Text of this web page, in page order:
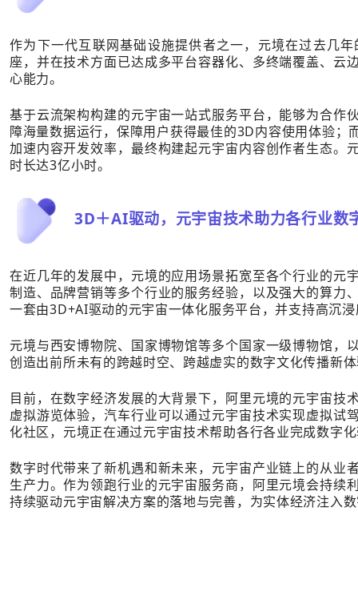
作为下一代互联网基础设施提供者之一，元境在过去几
座，并在技术方面已达成多平台容器化、多终端覆盖、云
心能力。
基于云流架构构建的元宇宙一站式服务平台，能够为合作
障海量数据运行，保障用户获得最佳的3D内容使用体验
加速内容开发效率，最终构建起元宇宙内容创作者生态。
时长达3亿小时。
3D＋AI驱动，元宇宙技术助力各行业数
在近几年的发展中，元境的应用场景拓宽至各个行业的元
制造、品牌营销等多个行业的服务经验，以及强大的算力
一套由3D+AI驱动的元宇宙一体化服务平台，并支持高沉
元境与西安博物院、国家博物馆等多个国家一级博物馆，
创造出前所未有的跨越时空、跨越虚实的数字文化传播新
目前，在数字经济发展的大背景下，阿里元境的元宇宙技
虚拟游览体验，汽车行业可以通过元宇宙技术实现虚拟试
化社区，元境正在通过元宇宙技术帮助各行各业完成数字
数字时代带来了新机遇和新未来，元宇宙产业链上的从业
生产力。作为领跑行业的元宇宙服务商，阿里元境会持续
持续驱动元宇宙解决方案的落地与完善，为实体经济注入